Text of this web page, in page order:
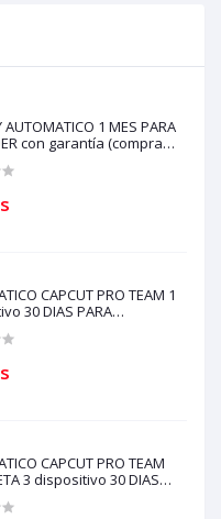
1 MES PARA
(compra
creditos)
CAPCUT PRO TEAM 1
30 DIAS PARA
para soporte
CAPCUT PRO TEAM
3 dispositivo 30 DIAS
comprar)